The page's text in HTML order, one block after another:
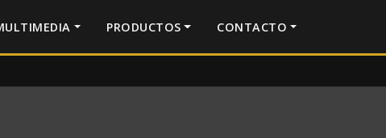
PRODUCTOS CONTACTO